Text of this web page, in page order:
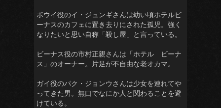
ボウイ役のイ・ジュンギさんは幼い頃ホテルビ
ーナスのカフェに置き去りにされた孤児。強く
なりたいと思い自称「殺し屋」と言っている。
ビーナス役の市村正親さんは「ホテル ビーナ
ス」のオーナー。片足が不自由な老オカマ。
ガイ役のパク・ジョンウさんは少女を連れてや
ってきた男。無口でなにか人と関わることを避
けている。